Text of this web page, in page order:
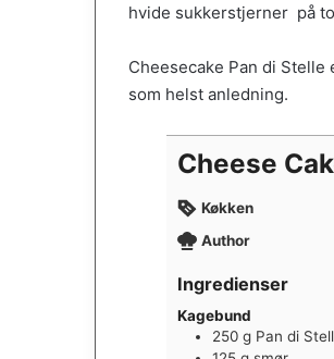
hvide sukkerstjerner på
Cheesecake Pan di
som helst anledning.
Cheese
Køkken
Author
Ingredienser
Kagebund
250 g Pan di